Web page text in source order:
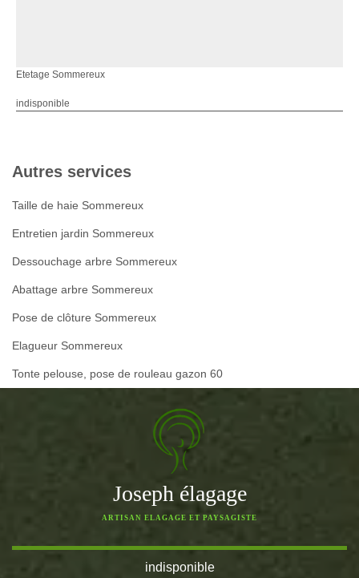
Etetage Sommereux
indisponible
Autres services
Taille de haie Sommereux
Entretien jardin Sommereux
Dessouchage arbre Sommereux
Abattage arbre Sommereux
Pose de clôture Sommereux
Elagueur Sommereux
Tonte pelouse, pose de rouleau gazon 60
Joseph élagage
ARTISAN ELAGAGE ET PAYSAGISTE
indisponible